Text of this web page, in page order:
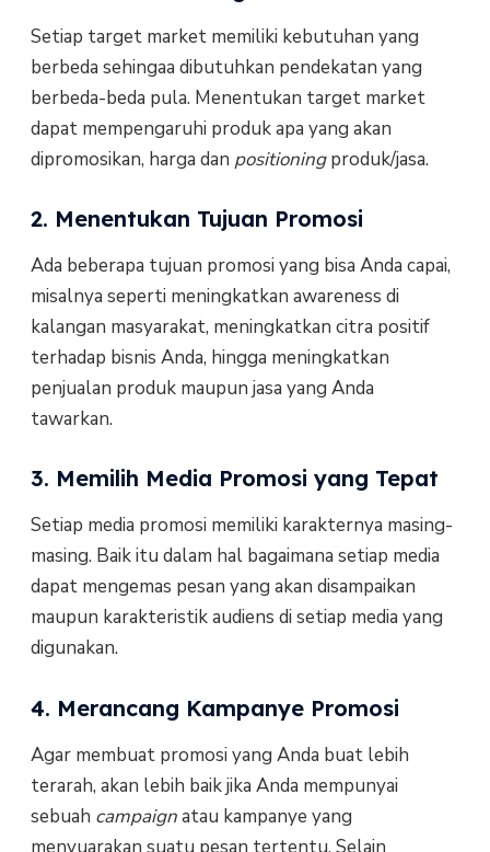
Setiap target market memiliki kebutuhan yang
berbeda sehingaa dibutuhkan pendekatan yang
berbeda-beda pula. Menentukan target market
dapat mempengaruhi produk apa yang akan
dipromosikan, harga dan positioningproduk/jasa.
2. Menentukan Tujuan Promosi
Ada beberapa tujuan promosi yang bisa Anda capai,
misalnya seperti meningkatkan awareness di
kalangan masyarakat, meningkatkan citra positif
terhadap bisnis Anda, hingga meningkatkan
penjualan produk maupun jasa yang Anda
tawarkan.
3. Memilih Media Promosi yang Tepat
Setiap media promosi memiliki karakternya masing-
masing. Baik itu dalam hal bagaimana setiap media
dapat mengemas pesan yang akan disampaikan
maupun karakteristik audiens di setiap media yang
digunakan.
4. Merancang Kampanye Promosi
Agar membuat promosi yang Anda buat lebih
terarah, akan lebih baik jika Anda mempunyai
sebuah campaignatau kampanye yang
menyuarakan suatu pesan tertentu. Selain